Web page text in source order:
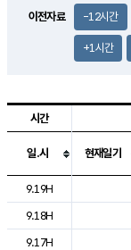
이전자료 -12시간
+1시간
도시별 기상실황표로
시간
일.시 현재일기
9.19H
9.18H
9.17H